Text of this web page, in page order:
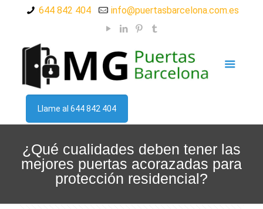
644 842 404 info@puertasbarcelona.com.es
Llame al 644 842 404
¿Qué cualidades deben tener las
mejores puertas acorazadas para
protección residencial?